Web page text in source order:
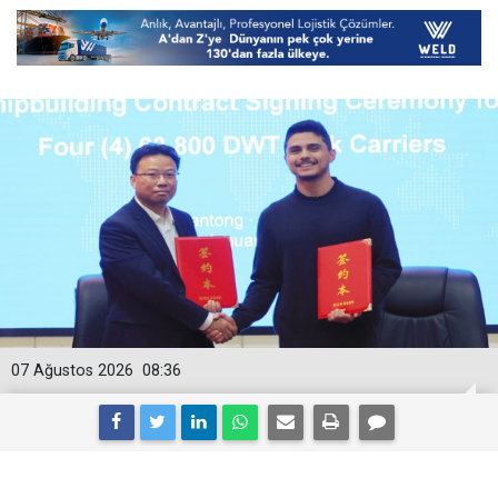
08:36
07 Ağustos 2026